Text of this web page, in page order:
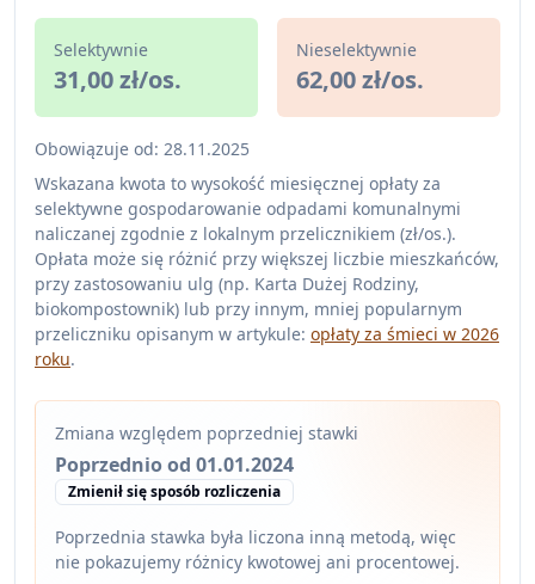
Selektywnie
31,00 zł/os.
Nieselektywnie
62,00 zł/os.
Obowiązuje od: 28.11.2025
Wskazana kwota to wysokość miesięcznej opłaty za
selektywne gospodarowanie odpadami komunalnymi
naliczanej zgodnie z lokalnym przelicznikiem (zł/os.).
Opłata może się różnić przy większej liczbie mieszkańców,
przy zastosowaniu ulg (np. Karta Dużej Rodziny,
biokompostownik) lub przy innym, mniej popularnym
przeliczniku opisanym w artykule: opłaty za śmieci w 2026
roku.
Zmiana względem poprzedniej stawki
Poprzednio od 01.01.2024
Zmienił się sposób rozliczenia
Poprzednia stawka była liczona inną metodą, więc
nie pokazujemy różnicy kwotowej ani procentowej.